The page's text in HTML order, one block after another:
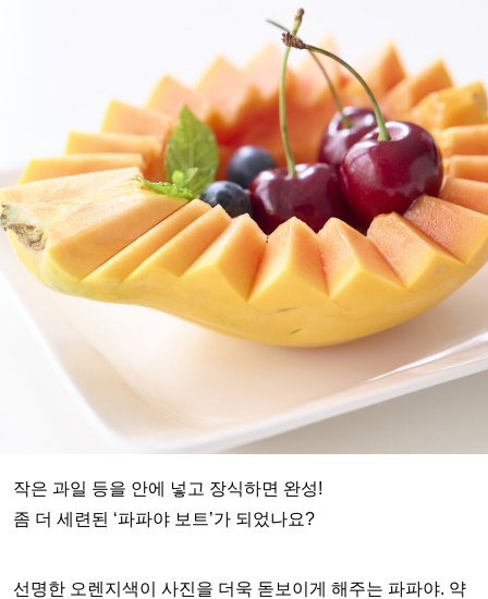
작은 과일 등을 안에 넣고 장식하면 완성!
좀 더 세련된 ‘파파야 보트’가 되었나요?
선명한 오렌지색이 사진을 더욱 돋보이게 해주는 파파야. 약